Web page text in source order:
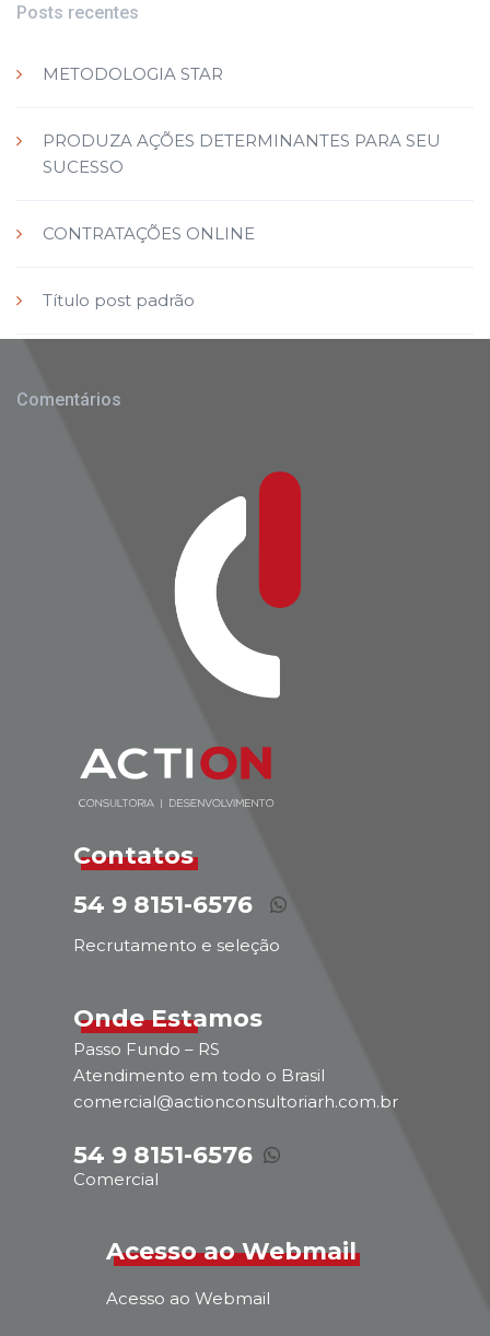
Posts recentes
METODOLOGIA STAR
PRODUZA AÇÕES DETERMINANTES PARA SEU
SUCESSO
CONTRATAÇÕES ONLINE
Título post padrão
Comentários
Contatos
54 9 8151-6576
Recrutamento e seleção
Onde Estamos
Passo Fundo – RS
Atendimento em todo o Brasil
comercial@actionconsultoriarh.com.br
54 9 8151-6576
Comercial
Acesso ao Webmail
Acesso ao Webmail